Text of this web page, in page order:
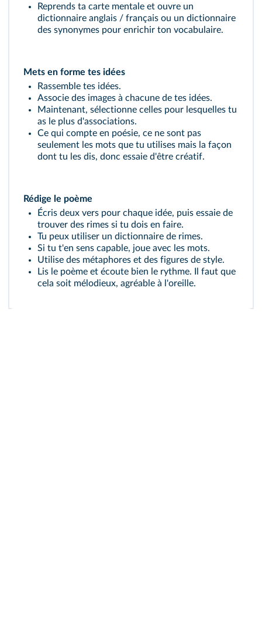
Reprends ta carte mentale et ouvre un
dictionnaire anglais / français ou un dictionnaire
des synonymes pour enrichir ton vocabulaire.
Mets en forme tes idées
Rassemble tes idées.
Associe des images à chacune de tes idées.
Maintenant, sélectionne celles pour lesquelles tu
as le plus d'associations.
Ce qui compte en poésie, ce ne sont pas
seulement les mots que tu utilises mais la façon
dont tu les dis, donc essaie d'être créatif.
Rédige le poème
Écris deux vers pour chaque idée, puis essaie de
trouver des rimes si tu dois en faire.
Tu peux utiliser un dictionnaire de rimes.
Si tu t'en sens capable, joue avec les mots.
Utilise des métaphores et des figures de style.
Lis le poème et écoute bien le rythme. Il faut que
cela soit mélodieux, agréable à l'oreille.